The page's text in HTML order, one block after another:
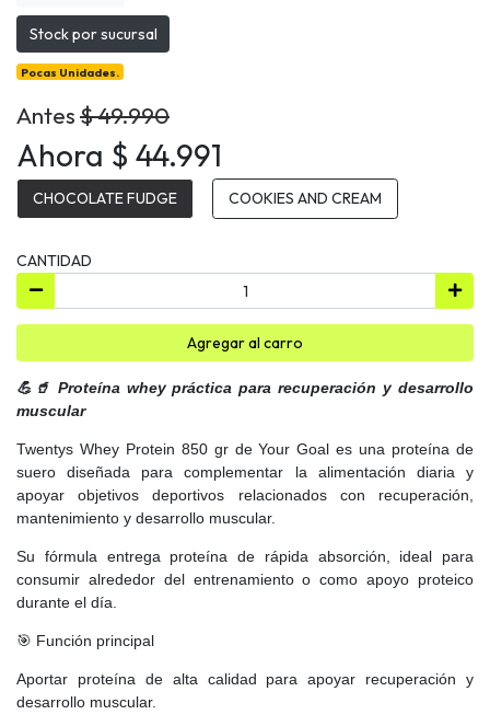
Stock por sucursal
Pocas Unidades.
Antes$ 49.990
Ahora $ 44.991
CHOCOLATE FUDGE COOKIES AND CREAM
CANTIDAD
Agregar al carro
💪🥤 Proteína whey práctica para recuperación y desarrollo
muscular
Twentys Whey Protein 850 gr de Your Goal es una proteína de
suero diseñada para complementar la alimentación diaria y
apoyar objetivos deportivos relacionados con recuperación,
mantenimiento y desarrollo muscular.
Su fórmula entrega proteína de rápida absorción, ideal para
consumir alrededor del entrenamiento o como apoyo proteico
durante el día.
🎯 Función principal
Aportar proteína de alta calidad para apoyar recuperación y
desarrollo muscular.